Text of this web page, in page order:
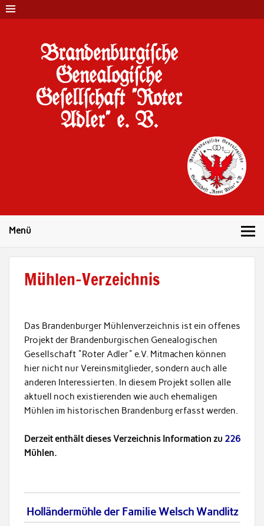
Brandenburgi#che
Genealogi#che
Ge#ell#chaft "Roter
Adler" e. V.
Menü
Mühlen-Verzeichnis
Das Brandenburger Mühlenverzeichnis ist ein offenes
Projekt der Brandenburgischen Genealogischen
Gesellschaft "Roter Adler" e.V. Mitmachen können
hier nicht nur Vereinsmitglieder, sondern auch alle
anderen Interessierten. In diesem Projekt sollen alle
aktuell noch existierenden wie auch ehemaligen
Mühlen im historischen Brandenburg erfasst werden.
Derzeit enthält dieses Verzeichnis Information zu 226
Mühlen.
Holländermühle der Familie Welsch Wandlitz